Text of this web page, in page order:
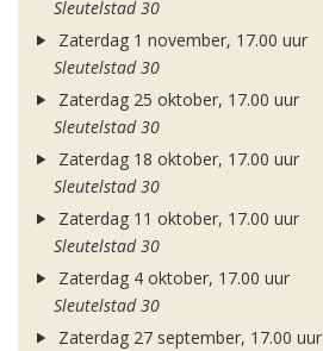
Sleutelstad 30
Zaterdag 1 november, 17.00 uur
Sleutelstad 30
Zaterdag 25 oktober, 17.00 uur
Sleutelstad 30
Zaterdag 18 oktober, 17.00 uur
Sleutelstad 30
Zaterdag 11 oktober, 17.00 uur
Sleutelstad 30
Zaterdag 4 oktober, 17.00 uur
Sleutelstad 30
Zaterdag 27 september, 17.00 uur